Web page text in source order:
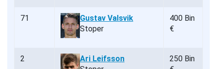
71
Gustav Valsvik
Stoper
400 Bin
€
2
Ari Leifsson
250 Bin